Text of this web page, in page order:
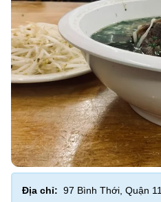
Địa chỉ: 97 Bình Thới, Quận 11